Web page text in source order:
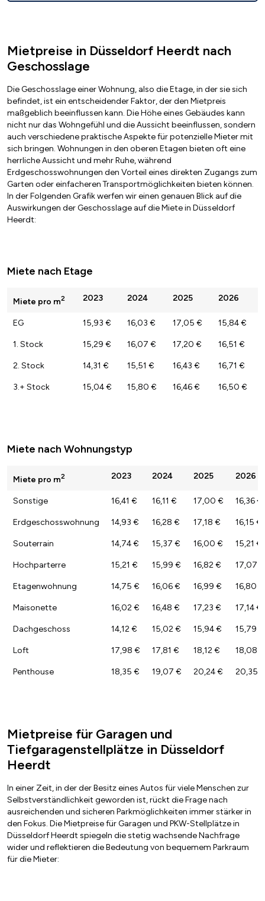
Mietpreise in Düsseldorf Heerdt nach
Geschosslage
Die Geschosslage einer Wohnung, also die Etage, in der sie sich
befindet, ist ein entscheidender Faktor, der den Mietpreis
maßgeblich beeinflussen kann. Die Höhe eines Gebäudes kann
nicht nur das Wohngefühl und die Aussicht beeinflussen, sondern
auch verschiedene praktische Aspekte für potenzielle Mieter mit
sich bringen. Wohnungen in den oberen Etagen bieten oft eine
herrliche Aussicht und mehr Ruhe, während
Erdgeschosswohnungen den Vorteil eines direkten Zugangs zum
Garten oder einfacheren Transportmöglichkeiten bieten können.
In der Folgenden Grafik werfen wir einen genauen Blick auf die
Auswirkungen der Geschosslage auf die Miete in Düsseldorf
Heerdt:
Miete nach Etage
Miete pro m2 2023 2024 2025 2026
EG 15,93 € 16,03 € 17,05 € 15,84 €
1. Stock 15,29 € 16,07 € 17,20 € 16,51 €
2. Stock 14,31 € 15,51 € 16,43 € 16,71 €
3.+ Stock 15,04 € 15,80 € 16,46 € 16,50 €
Miete nach Wohnungstyp
Miete pro m2 2023 2024 2025 2026
Sonstige 16,41 € 16,11 € 17,00 € 16,36 €
Erdgeschosswohnung 14,93 € 16,28 € 17,18 € 16,15 €
Souterrain 14,74 € 15,37 € 16,00 € 15,21 €
Hochparterre 15,21 € 15,99 € 16,82 € 17,07 €
Etagenwohnung 14,75 € 16,06 € 16,99 € 16,80 €
Maisonette 16,02 € 16,48 € 17,23 € 17,14 €
Dachgeschoss 14,12 € 15,02 € 15,94 € 15,79 €
Loft 17,98 € 17,81 € 18,12 € 18,08 €
Penthouse 18,35 € 19,07 € 20,24 € 20,35 €
Mietpreise für Garagen und
Tiefgaragenstellplätze in Düsseldorf
Heerdt
In einer Zeit, in der der Besitz eines Autos für viele Menschen zur
Selbstverständlichkeit geworden ist, rückt die Frage nach
ausreichenden und sicheren Parkmöglichkeiten immer stärker in
den Fokus. Die Mietpreise für Garagen und PKW-Stellplätze in
Düsseldorf Heerdt spiegeln die stetig wachsende Nachfrage
wider und reflektieren die Bedeutung von bequemem Parkraum
für die Mieter: